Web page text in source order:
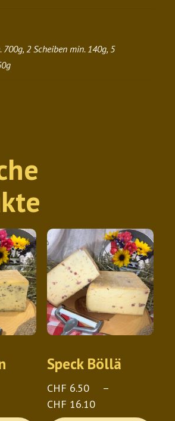
700g, 2 Scheiben min. 140g, 5
Speck Böllä
CHF 6.50
–
CHF 16.10